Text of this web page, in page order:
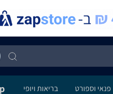
פנאי וספורט בריאות ויופי